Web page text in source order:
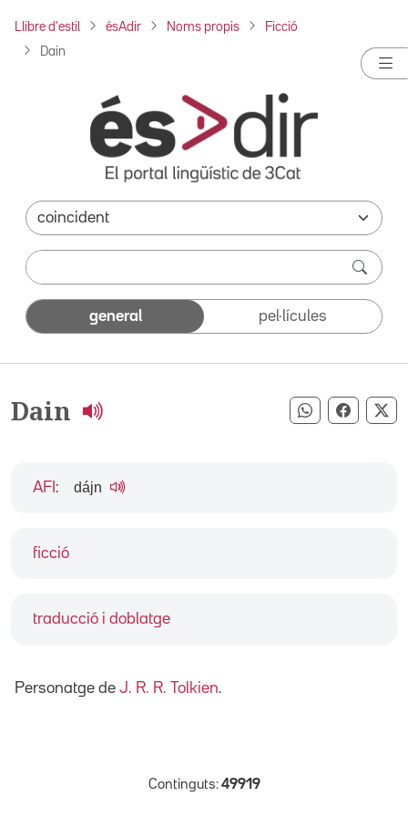
Llibre d'estil ésAdir Noms propis Ficció
Dain
general pel·lícules
Dain Compartir
ficció
traducció i doblatge
AFI : dájn
Personatge de J. R. R. Tolkien.
Continguts: 49919